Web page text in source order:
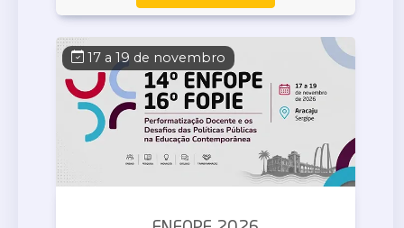
17 a 19 de novembro